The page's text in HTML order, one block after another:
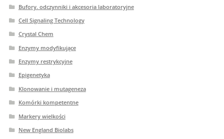
Bufory. odczynniki i akcesoria laboratoryjne
Cell Signaling Technology
Crystal Chem
Enzymy modyfikujące
Enzymy restrykcyjne
Epigenetyka
Klonowanie i mutageneza
Komórki kompetentne
Markery wielkości
New England Biolabs